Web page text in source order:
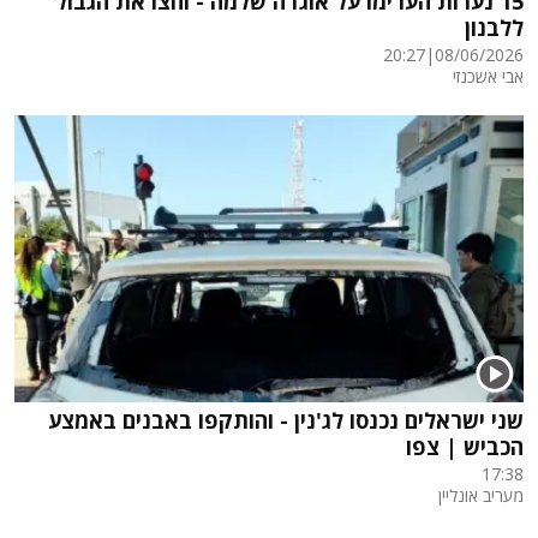
ללבנון
08/06/2026
|
20:27
אבי אשכנזי
שני ישראלים נכנסו לג'נין - והותקפו באבנים באמצע
הכביש | צפו
17:38
מעריב אונליין